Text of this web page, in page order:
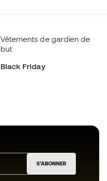
Vêtements de gardien de
but
Black Friday
S'ABONNER